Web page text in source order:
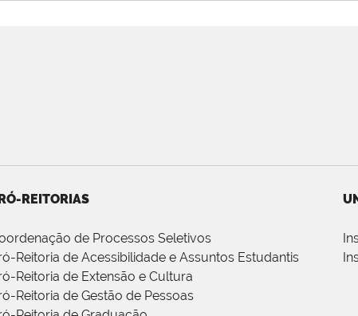
REITORIAS
de Processos Seletivos
Reitoria de Acessibilidade e Assuntos Estudantis
Reitoria de Extensão e Cultura
Reitoria de Gestão de Pessoas